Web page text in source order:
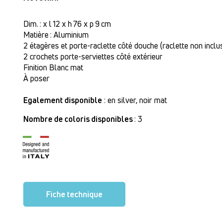
Dim. : x l 12 x h 76 x p 9 cm
Matière : Aluminium
2 étagères et porte-raclette côté douche (raclette non
2 crochets porte-serviettes côté extérieur
Finition Blanc mat
À poser
Egalement disponible : en silver, noir mat
Nombre de coloris disponibles: 3
Fiche technique